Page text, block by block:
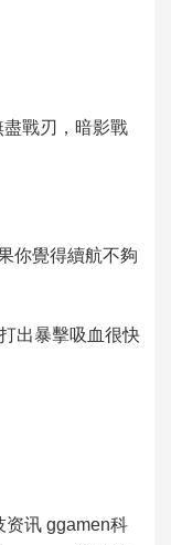
盡戰刃，暗影戰
你覺得續航不夠
出暴擊吸血很快
资讯 ggamen科